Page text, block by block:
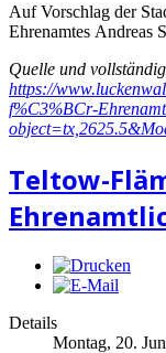
Auf Vorschlag der
Ehrenamtes Andreas
Quelle und
https://
f%C3%BCr-
Teltow-
Details
Montag, 20.